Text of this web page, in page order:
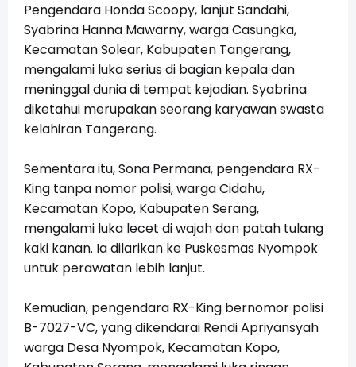
Pengendara Honda Scoopy, lanjut Sandahi,
Syabrina Hanna Mawarny, warga Casungka,
Kecamatan Solear, Kabupaten Tangerang,
mengalami luka serius di bagian kepala dan
meninggal dunia di tempat kejadian. Syabrina
diketahui merupakan seorang karyawan swasta
kelahiran Tangerang.
Sementara itu, Sona Permana, pengendara RX-
King tanpa nomor polisi, warga Cidahu,
Kecamatan Kopo, Kabupaten Serang,
mengalami luka lecet di wajah dan patah tulang
kaki kanan. Ia dilarikan ke Puskesmas Nyompok
untuk perawatan lebih lanjut.
Kemudian, pengendara RX-King bernomor polisi
B-7027-VC, yang dikendarai Rendi Apriyansyah
warga Desa Nyompok, Kecamatan Kopo,